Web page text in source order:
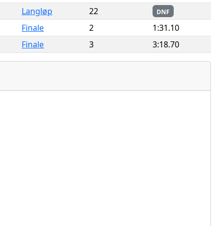
Langløp 22 DNF
Finale 2
1:31.10
Finale 3 3:18.70